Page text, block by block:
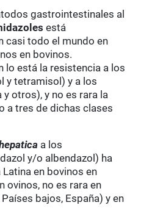
gastrointestinales al
está
casi todo el mundo en
en bovinos.
lo está la resistencia a los
y tetramisol) y a los
y otros), y no es rara la
a tres de dichas clases
a los
y/o albendazol) ha
en bovinos en
ovinos, no es rara en
bajos, España) y en